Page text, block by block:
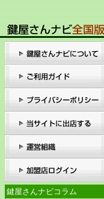
鍵屋さんナビコラム